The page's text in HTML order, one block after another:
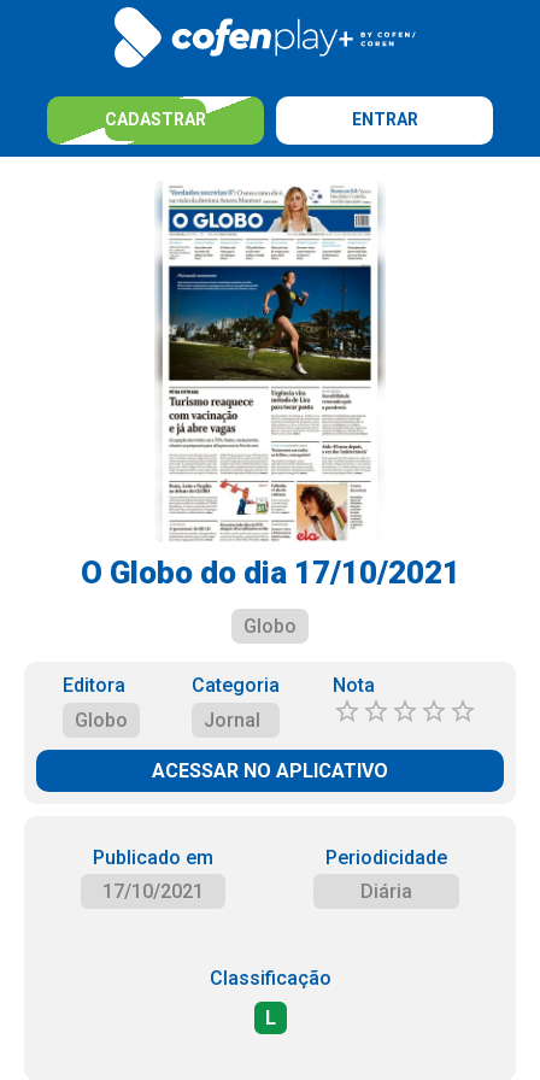
CADASTRAR ENTRAR
O Globo do dia 17/10/2021
Globo
Editora
Globo
Categoria
Jornal
Nota
ACESSAR NO APLICATIVO
Publicado em
17/10/2021
Periodicidade
Diária
Classificação
L